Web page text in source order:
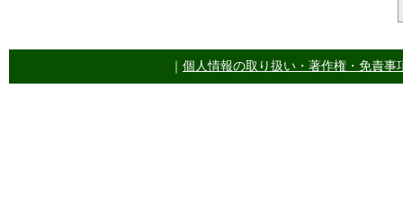
個人情報の取り扱い・著作権・免責事